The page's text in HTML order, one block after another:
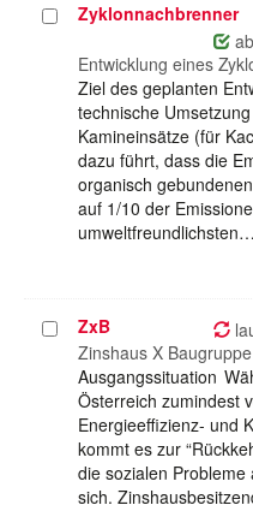
ProjektZyklonnachbrenner
Entwicklung eines
Ziel des geplanten
technische
Kamineinsätze (für
dazu führt, dass die
organisch
auf 1/10 der
umweltfreundlichsten…
Projekt
auswählen
ZxB
Zinshaus X Baugruppe
Ausgangssituation
Österreich zumindest
Energieeffizienz- und
kommt es zur
die sozialen
sich.